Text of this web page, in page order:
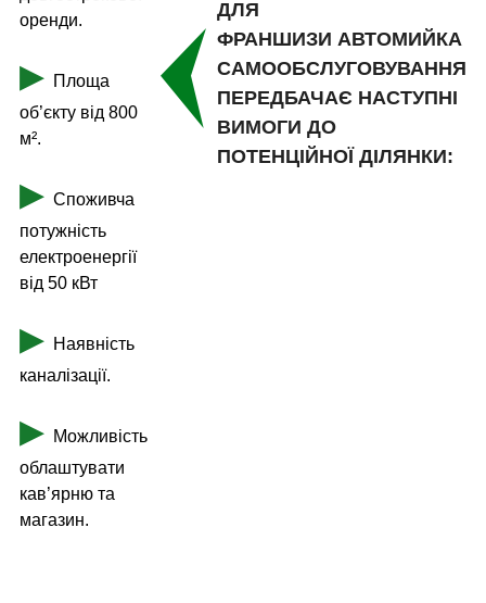
ДЛЯ
ФРАНШИЗИ АВТОМИЙКА
САМООБСЛУГОВУВАННЯ
ПЕРЕДБАЧАЄ НАСТУПНІ
ВИМОГИ ДО
ПОТЕНЦІЙНОЇ ДІЛЯНКИ:
оренди.
▶ Площа
об’єкту від 800
м².
▶ Споживча
потужність
електроенергії
від 50 кВт
▶ Наявність
каналізації.
▶ Можливість
облаштувати
кав’ярню та
магазин.